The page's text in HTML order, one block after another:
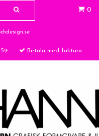
0
Betala med faktura